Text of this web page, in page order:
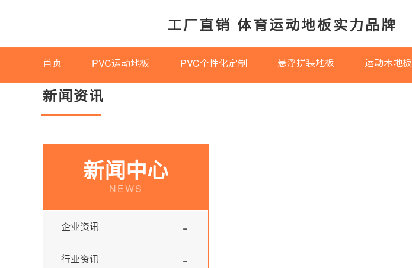
工厂直销 体育运动地板实力品牌
首页 PVC运动地板 PVC个性化定制 悬浮拼装地板 运动木地板
新闻资讯
新闻中心
NEWS
企业资讯 -
行业资讯 -